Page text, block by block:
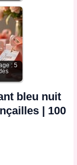
: 5
bleu nuit
| 100